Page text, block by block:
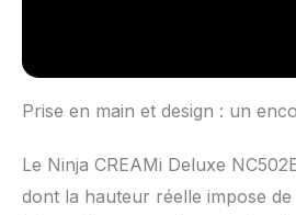
Prise en main et design : un
Le Ninja CREAMi Deluxe
dont la hauteur réelle impose